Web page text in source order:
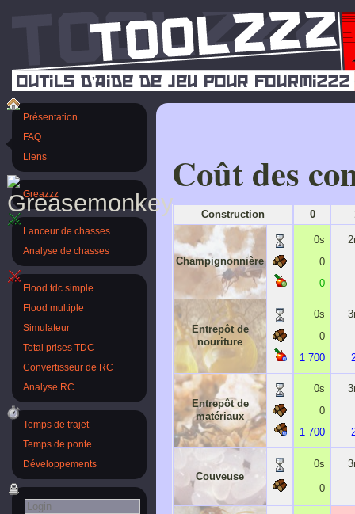
Présentation
FAQ
Liens
Greazzz
Lanceur de chasses
Analyse de chasses
Flood tdc simple
Flood multiple
Simulateur
Total prises TDC
Convertisseur de RC
Analyse RC
Temps de trajet
Temps de ponte
Développements
Coût des
Construction
Champignonnière
Entrepôt de
nouriture
Entrepôt de
matériaux
Couveuse
0
0s
0
0
0s
0
1 700
0s
0
1 700
0s
0